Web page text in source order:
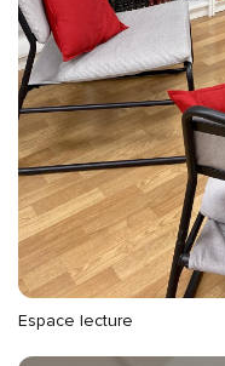
Espace lecture